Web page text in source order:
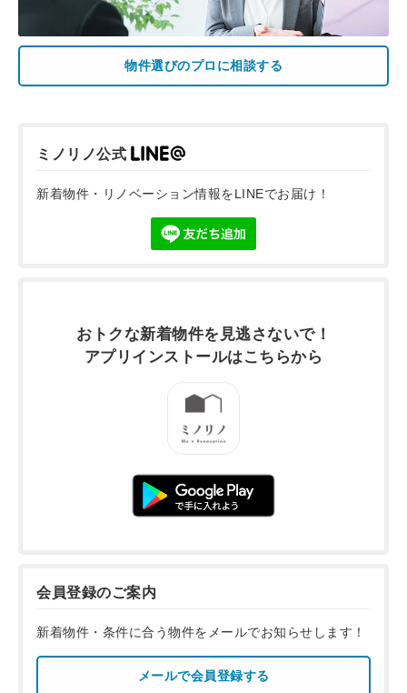
物件選びのプロに相談する
ミノリノ公式
新着物件・リノベーション情報をLINEでお届け！
おトクな新着物件を 見逃さないで！
アプリインストールはこちらから
会員登録のご案内
新着物件・条件に合う物件をメールでお知らせします！
メールで会員登録する